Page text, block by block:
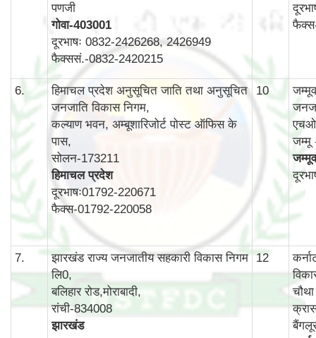
पणजी
गोवा-403001
दूरभाषः 0832-2426268, 2426949
फैक्ससं.-0832-2420215
6.
हिमाचल प्रदेश अनुसूचित जाति तथा अनुसूचित
जनजाति विकास निगम,
कल्याण भवन, अम्बूशारिजोर्ट पोस्ट ऑफिस के
पास,
सोलन-173211
हिमाचल प्रदेश
दूरभाषः01792-220671
फैक्स-01792-220058
10
एचओ
जम्मू
7.
झारखंड राज्य जनजातीय सहकारी विकास निगम
लि0,
बलिहार रोड,मोराबादी,
रांची-834008
झारखंड
12